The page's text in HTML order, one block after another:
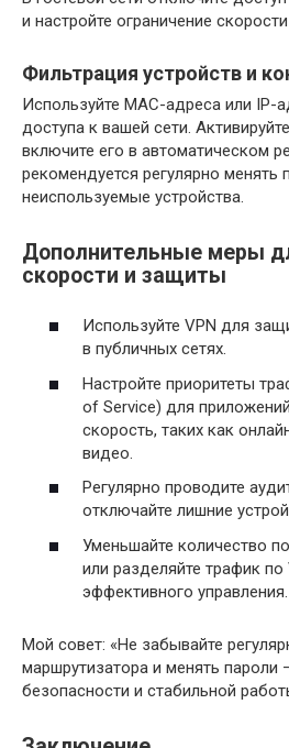
и настройте ограничение
Фильтрация устройств и
Используйте MAC-адреса или IP-
доступа к вашей сети.
включите его в автоматическом
рекомендуется регулярно менять
неиспользуемые устройства.
Дополнительные меры
скорости и защиты
Используйте VPN для
в публичных сетях.
Настройте приоритеты
of Service) для
скорость, таких как
видео.
Регулярно проводите
отключайте лишние
Уменьшайте количество
или разделяйте трафик
эффективного управления.
Мой совет: «Не забывайте
маршрутизатора и менять пароли
безопасности и стабильной